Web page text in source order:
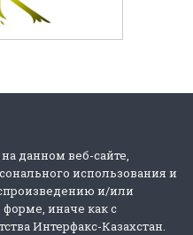
данном веб-сайте,
использования и
и/или
иначе как с
Интерфакс-Казахстан.